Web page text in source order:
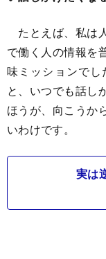
たとえば、私は
で働く人の情報を
味ミッションでし
と、いつでも話し
ほうが、向こうか
いわけです。
実は